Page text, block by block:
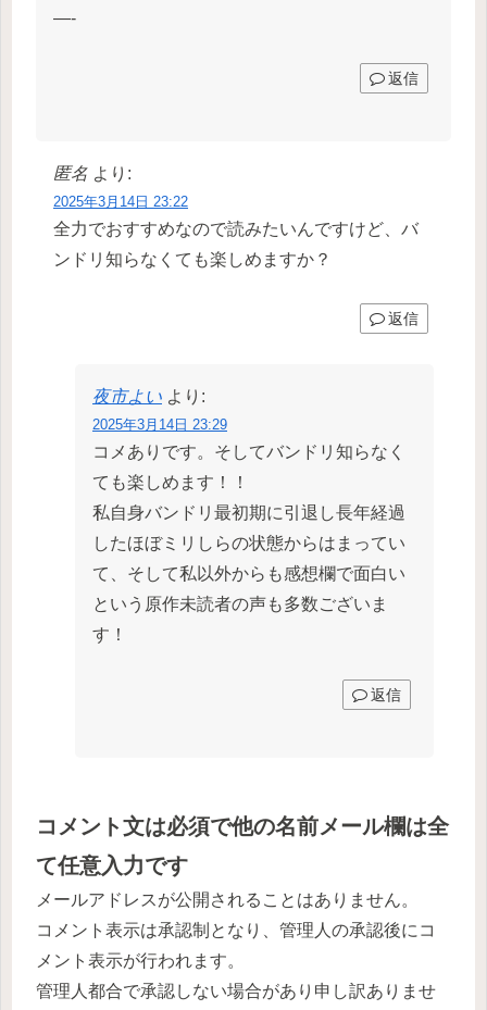
—-
返信
匿名 より:
2025年3月14日 23:22
全力でおすすめなので読みたいんですけど、バ
ンドリ知らなくても楽しめますか？
返信
夜市よい より:
2025年3月14日 23:29
コメありです。そしてバンドリ知らなく
ても楽しめます！！
私自身バンドリ最初期に引退し長年経過
したほぼミリしらの状態からはまってい
て、そして私以外からも感想欄で面白い
という原作未読者の声も多数ございま
す！
返信
コメント文は必須で他の名前メール欄は全
て任意入力です
メールアドレスが公開されることはありません。
コメント表示は承認制となり、管理人の承認後にコ
メント表示が行われます。
管理人都合で承認しない場合があり申し訳ありませ